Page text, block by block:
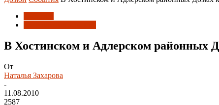
В Хостинском и Адлерском районных
От
Наталья Захарова
-
11.08.2010
2587